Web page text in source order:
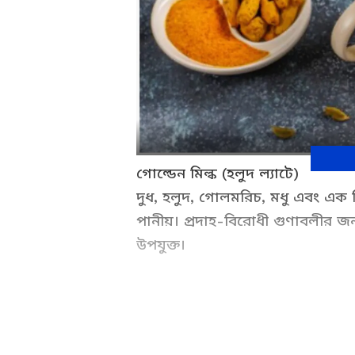
গোল্ডেন মিল্ক (হলুদ ল্যাটে)
দুধ, হলুদ, গোলমরিচ, মধু এবং এক
পানীয়। প্রদাহ-বিরোধী গুণাবলীর
উপযুক্ত।